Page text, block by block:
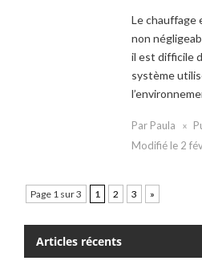
Le chauffage
non
il est difficile
système
Par Paula
Modifié le 2
Page 1 sur 3 1 2 3 »
Articles récents